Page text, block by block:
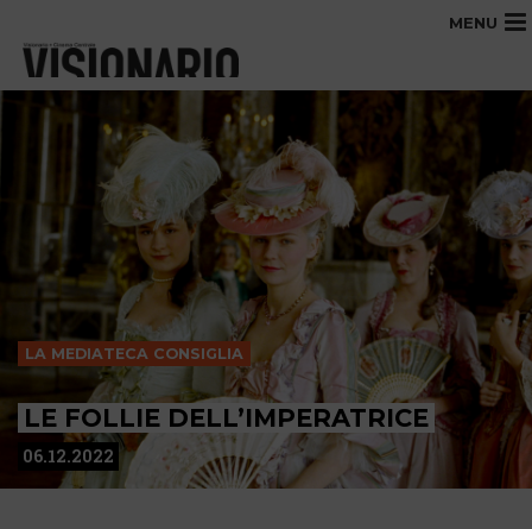
MENU
LA MEDIATECA CONSIGLIA
LE FOLLIE DELL’IMPERATRICE
06.12.2022